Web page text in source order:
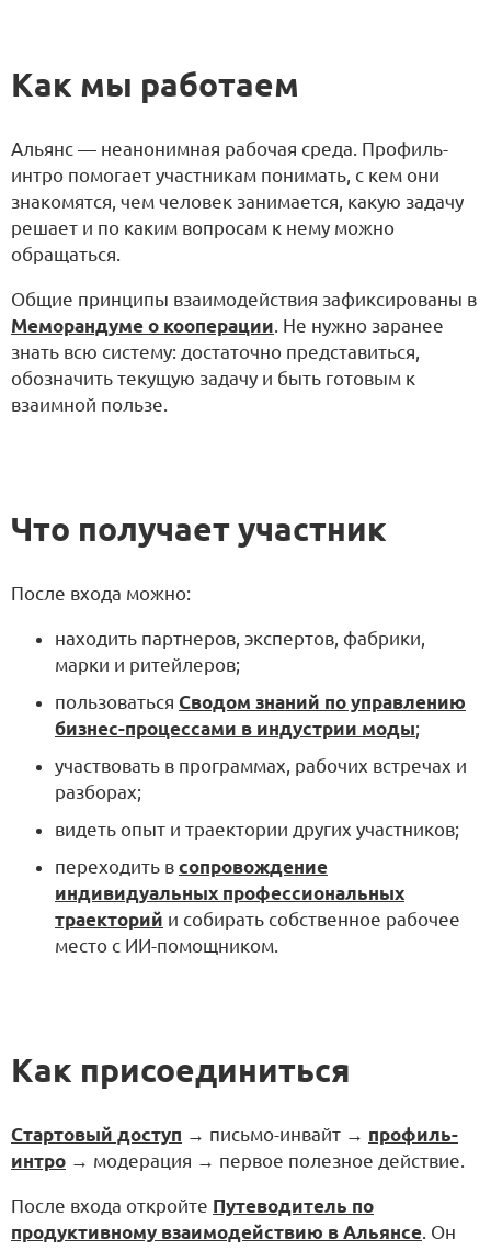
Как мы работаем
Альянс — неанонимная рабочая среда. Профиль-
интро помогает участникам понимать, с кем они
знакомятся, чем человек занимается, какую задачу
решает и по каким вопросам к нему можно
обращаться.
Общие принципы взаимодействия зафиксированы в
Меморандуме о кооперации. Не нужно заранее
знать всю систему: достаточно представиться,
обозначить текущую задачу и быть готовым к
взаимной пользе.
Что получает участник
После входа можно:
находить партнеров, экспертов, фабрики,
марки и ритейлеров;
пользоваться Сводом знаний по управлению
бизнес-процессами в индустрии моды;
участвовать в программах, рабочих встречах и
разборах;
видеть опыт и траектории других участников;
переходить в сопровождение
индивидуальных профессиональных
траекторий и собирать собственное рабочее
место с ИИ-помощником.
Как присоединиться
Стартовый доступ → письмо-инвайт → профиль-
интро → модерация → первое полезное действие.
После входа откройте Путеводитель по
продуктивному взаимодействию в Альянсе. Он